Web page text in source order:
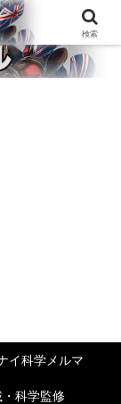
イ科学メルマ
・科学監修
検索